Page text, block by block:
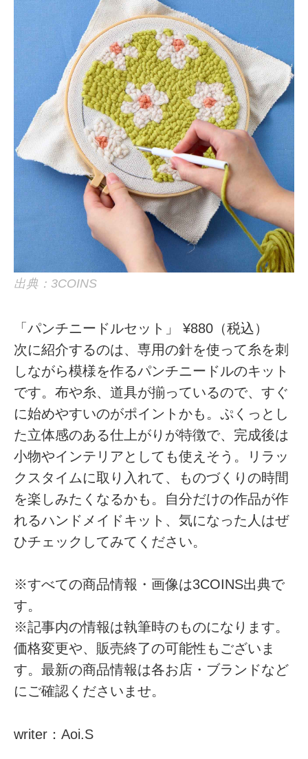
出典：3COINS
「パンチニードルセット」 ¥880（税込）
次に紹介するのは、専用の針を使って糸を刺
しながら模様を作るパンチニードルのキット
です。布や糸、道具が揃っているので、すぐ
に始めやすいのがポイントかも。ぷくっとし
た立体感のある仕上がりが特徴で、完成後は
小物やインテリアとしても使えそう。リラッ
クスタイムに取り入れて、ものづくりの時間
を楽しみたくなるかも。自分だけの作品が作
れるハンドメイドキット、気になった人はぜ
ひチェックしてみてください。
※すべての商品情報・画像は3COINS出典で
す。
※記事内の情報は執筆時のものになります。
価格変更や、販売終了の可能性もございま
す。最新の商品情報は各お店・ブランドなど
にご確認くださいませ。
writer：Aoi.S